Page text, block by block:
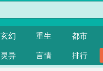
玄幻 重生 都市
灵异 言情 排行